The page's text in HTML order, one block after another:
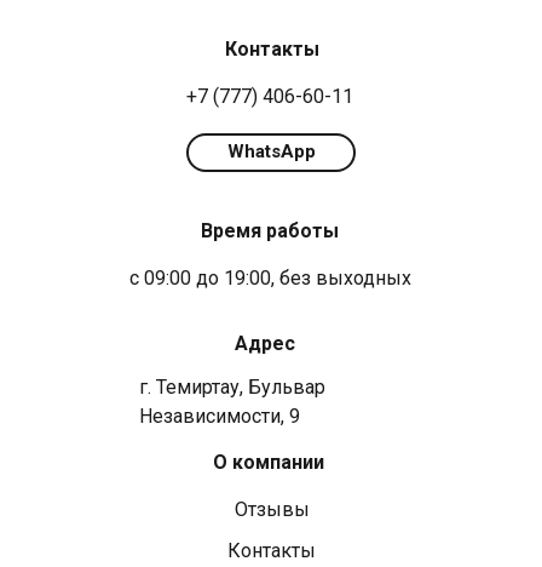
+7 (777) 406-60-11
с 09:00 до 19:00, без выходных
Отзывы
Контакты
г. Темиртау, Бульвар
Независимости, 9
О компании
Адрес
Время работы
Контакты
WhatsApp